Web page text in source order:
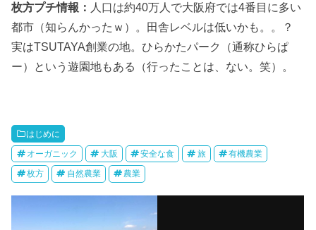
枚方プチ情報： 人口は約40万人で大阪府では4番目に多い
都市（知らんかったｗ）。田舎レベルは低いかも。。？
実はTSUTAYA創業の地。ひらかたパーク（通称ひらぱ
ー）という遊園地もある（行ったことは、ない。笑）。
はじめに
オーガニック 大阪 安全な食 旅 有機農業
枚方 自然農業 農業